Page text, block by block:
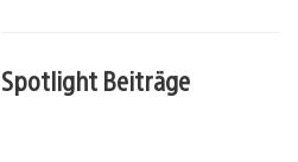
Spotlight Beiträge